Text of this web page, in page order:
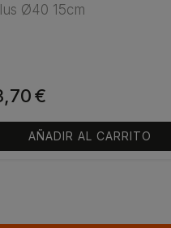
Ø40 15cm
€
AÑADIR AL CARRITO